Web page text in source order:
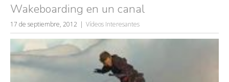
Wakeboarding en un canal
17 de septiembre, 2012 Vídeos Interesantes